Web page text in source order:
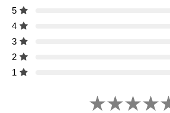
5
4
3
2
1